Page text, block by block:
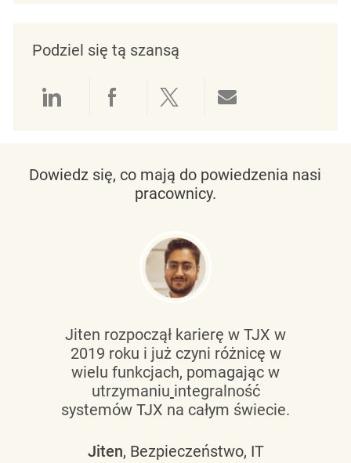
Podziel się tą szansą
Udostępnianie przez LinkedIn
Udostępnianie przez
Udostępnij przez
Dowiedz się, co mają do powiedzenia nasi
pracownicy.
Jiten rozpoczął karierę w TJX w
2019 roku i już czyni różnicę w
wielu funkcjach, pomagając w
utrzymaniu integralność
systemów TJX na całym świecie.
Jiten, Bezpieczeństwo, IT